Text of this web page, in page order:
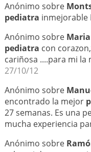
Anónimo sobre
pediatra inmejorable
Anónimo sobre
pediatra con
cariñosa ....para mi
27/10/12
Anónimo sobre
encontrado la mejor
27 semanas. Es una
mucha experiencia
Anónimo sobre